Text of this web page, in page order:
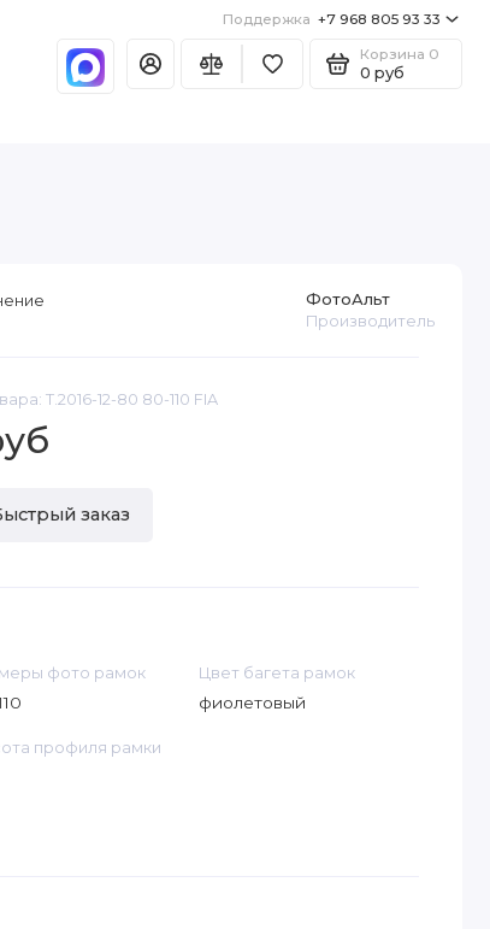
Поддержка +7 968 805 93 33
Корзина 0
0 руб
Т.2016-12-80 80-110 FIA
ФотоАльт
Производитель
заказ
фото рамок Цвет багета рамок
фиолетовый
профиля рамки